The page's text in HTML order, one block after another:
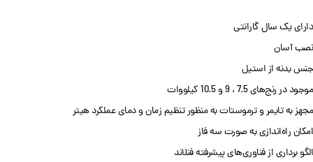
دارای یک سال گارانتی
نصب آسان
جنس بدنه از استیل
موجود در رنج‌های 7.5 ، 9 و 10.5 کیلووات
مجهز به تایمر و ترموستات به منظور تنظیم زمان و دمای عملکرد هیتر
امکان راه‌اندازی به صورت سه فاز
الگو برداری از فناوری‌های پیشرفته فنلاند